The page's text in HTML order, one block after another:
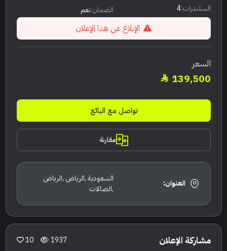
السلندرات:4 الضمان:نعم
الإبلاغ عن هذا الإعلان
السعر
139,500
تواصل مع البائع
مقارنة
العنوان:
السعودية ,الرياض ,الرياض
,الصالات
مشاركة الإعلان 1937
10